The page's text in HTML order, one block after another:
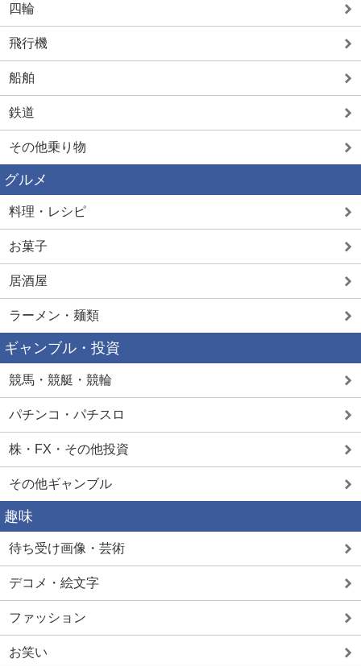
四輪
飛行機
船舶
鉄道
その他乗り物
グルメ
料理・レシピ
お菓子
居酒屋
ラーメン・麺類
ギャンブル・投資
競馬・競艇・競輪
パチンコ・パチスロ
株・FX・その他投資
その他ギャンブル
趣味
待ち受け画像・芸術
デコメ・絵文字
ファッション
お笑い